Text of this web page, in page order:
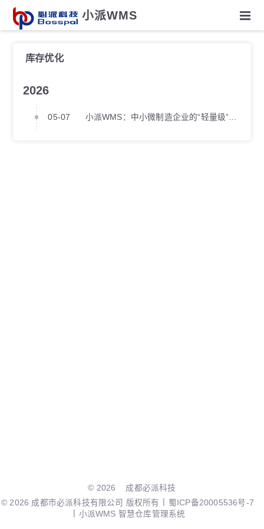
小派WMS
库存优化
2026
05-07 小派WMS：中小微制造企业的“轻量级”智慧仓储引擎
© 2026
成都必派科技
© 2026 成都市必派科技有限公司 版权所有
蜀ICP备20005536号-7
小派WMS 智慧仓库管理系统